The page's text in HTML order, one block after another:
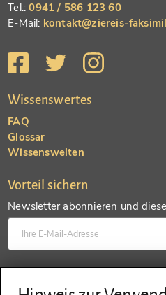
Tel.:0941 / 586 123 60
E-Mail: kontakt@ziereis-
Wissenswertes
FAQ
Glossar
Wissenswelten
Vorteil sichern
Newsletter abonnieren und